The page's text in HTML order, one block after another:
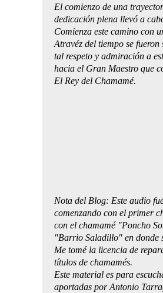
El comienzo de una
dedicación plena llevó a
Comienza este camino con
Atravéz del tiempo se
tal respeto y admiración a
hacia el Gran Maestro que
El Rey del Chamamé.
Nota del Blog: Este audio
comenzando con el primer
con el chamamé "Poncho
"Barrio Saladillo" en donde
Me tomé la licencia de
títulos de chamamés.
Este material es para
aportadas por Antonio